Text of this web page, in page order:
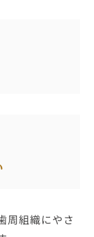
周組織にやさ